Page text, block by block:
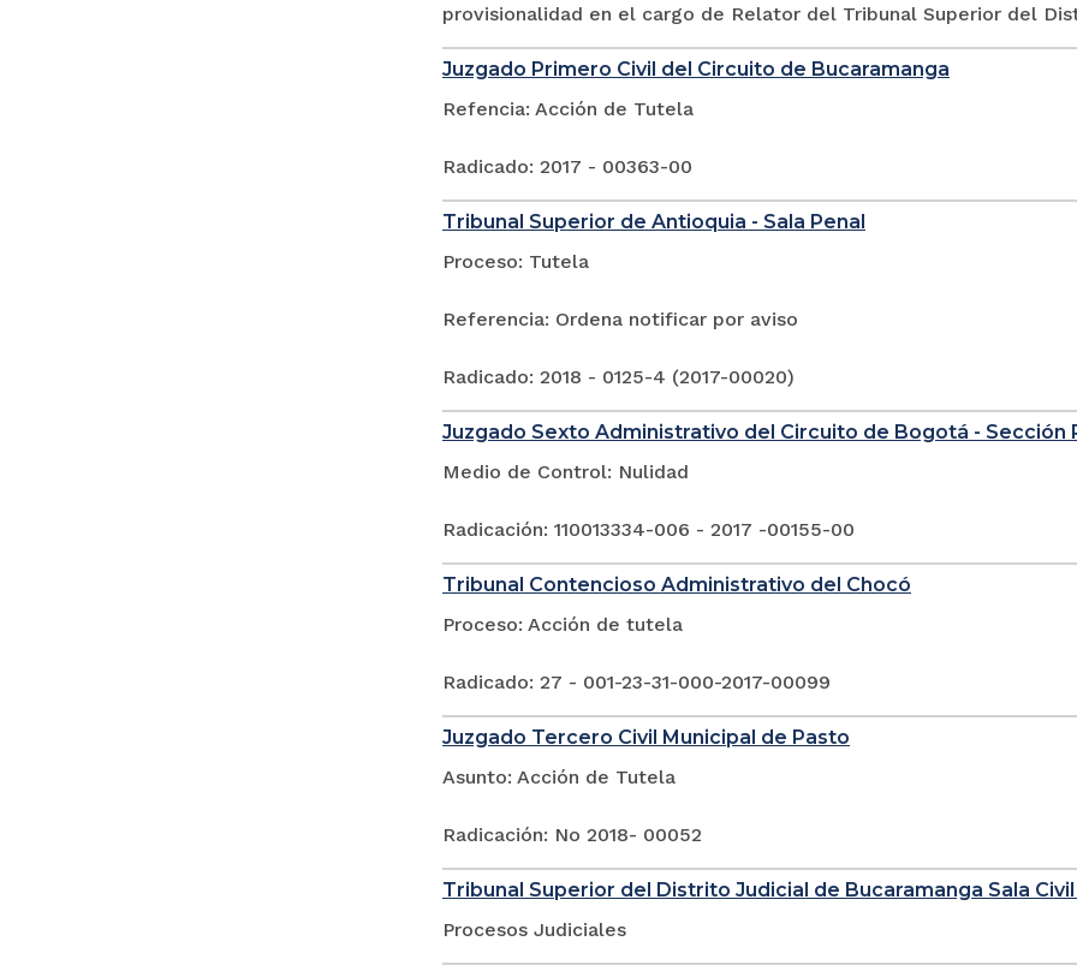
provisionalidad en el cargo de Relator del Tribunal Superior del
Juzgado Primero Civil del Circuito de Bucaramanga
Refencia: Acción de Tutela
Radicado: 2017 - 00363-00
Tribunal Superior de Antioquia - Sala Penal
Proceso: Tutela
Referencia: Ordena notificar por aviso
Radicado: 2018 - 0125-4 (2017-00020)
Juzgado Sexto Administrativo del Circuito de Bogotá - Sección
Medio de Control: Nulidad
Radicación: 110013334-006 - 2017 -00155-00
Tribunal Contencioso Administrativo del Chocó
Proceso: Acción de tutela
Radicado: 27 - 001-23-31-000-2017-00099
Juzgado Tercero Civil Municipal de Pasto
Asunto: Acción de Tutela
Radicación: No 2018- 00052
Tribunal Superior del Distrito Judicial de Bucaramanga Sala Civil
Procesos Judiciales